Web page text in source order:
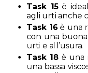
Task 15è
agli urti anche
Task 16 è una
con una buona
urti e all’usura.
Task 18è una
una bassa